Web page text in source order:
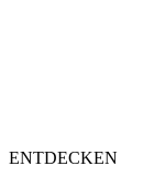
ENTDECKEN